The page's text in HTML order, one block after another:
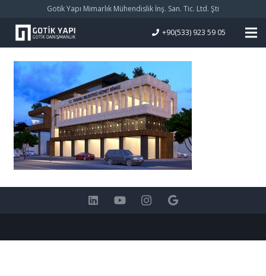
Gotik Yapı Mimarlık Mühendislik İnş. San. Tic. Ltd. Şti
+90(533) 923 59 05